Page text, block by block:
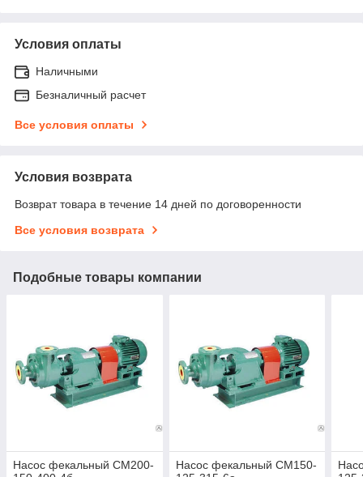
Условия оплаты
Наличными
Безналичный расчет
Все условия оплаты
Условия возврата
Возврат товара в течение 14 дней по договоренности
Все условия возврата
Подобные товары компании
Насос фекальный СМ200-
Насос фекальный СМ150-